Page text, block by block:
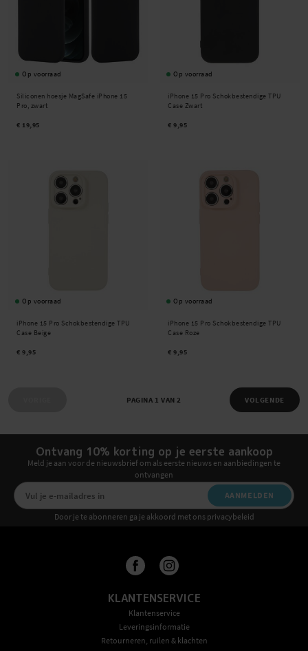
Op voorraad
Siliconen hoesje MagSafe iPhone 15
Pro, zwart
€ 19,95
Op voorraad
iPhone 15 Pro Schokbestendige TPU
Case Zwart
€ 9,95
Op voorraad
iPhone 15 Pro Schokbestendige TPU
Case Beige
€ 9,95
Op voorraad
iPhone 15 Pro Schokbestendige TPU
Case Roze
€ 9,95
PAGINA 1 VAN 2 VOLGENDE
Ontvang 10% korting op je eerste aankoop
Meld je aan voor de nieuwsbrief om als eerste nieuws en aanbiedingen te
ontvangen
AANMELDEN
Door je te abonneren ga je akkoord met ons privacybeleid
KLANTENSERVICE
Klantenservice
Leveringsinformatie
Retourneren, ruilen & klachten